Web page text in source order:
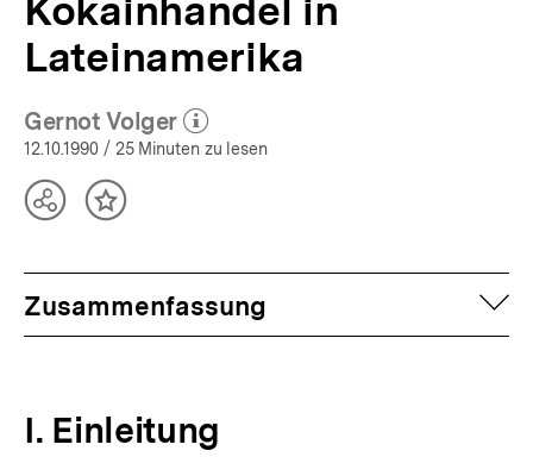
Kokainhandel in
Lateinamerika
Gernot Volger
(Mehr zum Autor)
öffnen
12.10.1990 / 25 Minuten zu lesen
TeilenInhalt
Zusammenfassung
I. Einleitung